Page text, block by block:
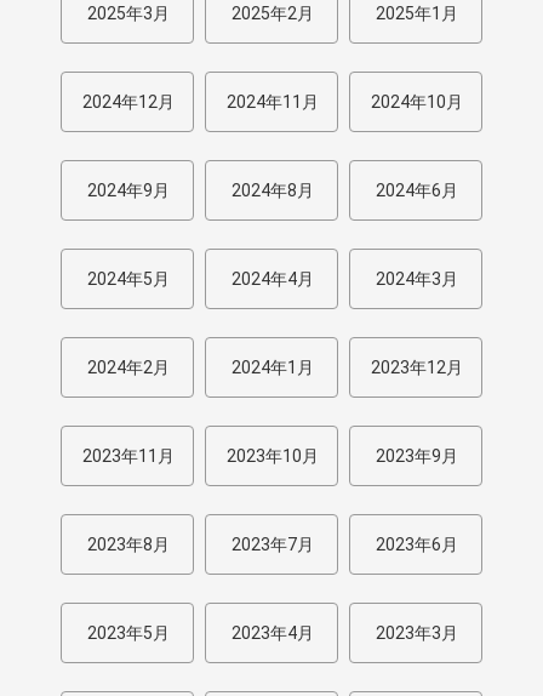
2025年3月 2025年2月 2025年1月
2024年12月 2024年11月 2024年10月
2024年9月 2024年8月 2024年6月
2024年5月 2024年4月 2024年3月
2024年2月 2024年1月 2023年12月
2023年11月 2023年10月 2023年9月
2023年8月 2023年7月 2023年6月
2023年5月 2023年4月 2023年3月